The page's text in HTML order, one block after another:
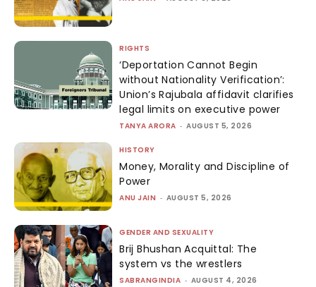
RIGHTS
‘Deportation Cannot Begin
without Nationality Verification’:
Union’s Rajubala affidavit clarifies
legal limits on executive power
TANYA ARORA - AUGUST 5, 2026
HISTORY
Money, Morality and Discipline of
Power
ANU JAIN - AUGUST 5, 2026
GENDER AND SEXUALITY
Brij Bhushan Acquittal: The
system vs the wrestlers
SABRANGINDIA - AUGUST 4, 2026